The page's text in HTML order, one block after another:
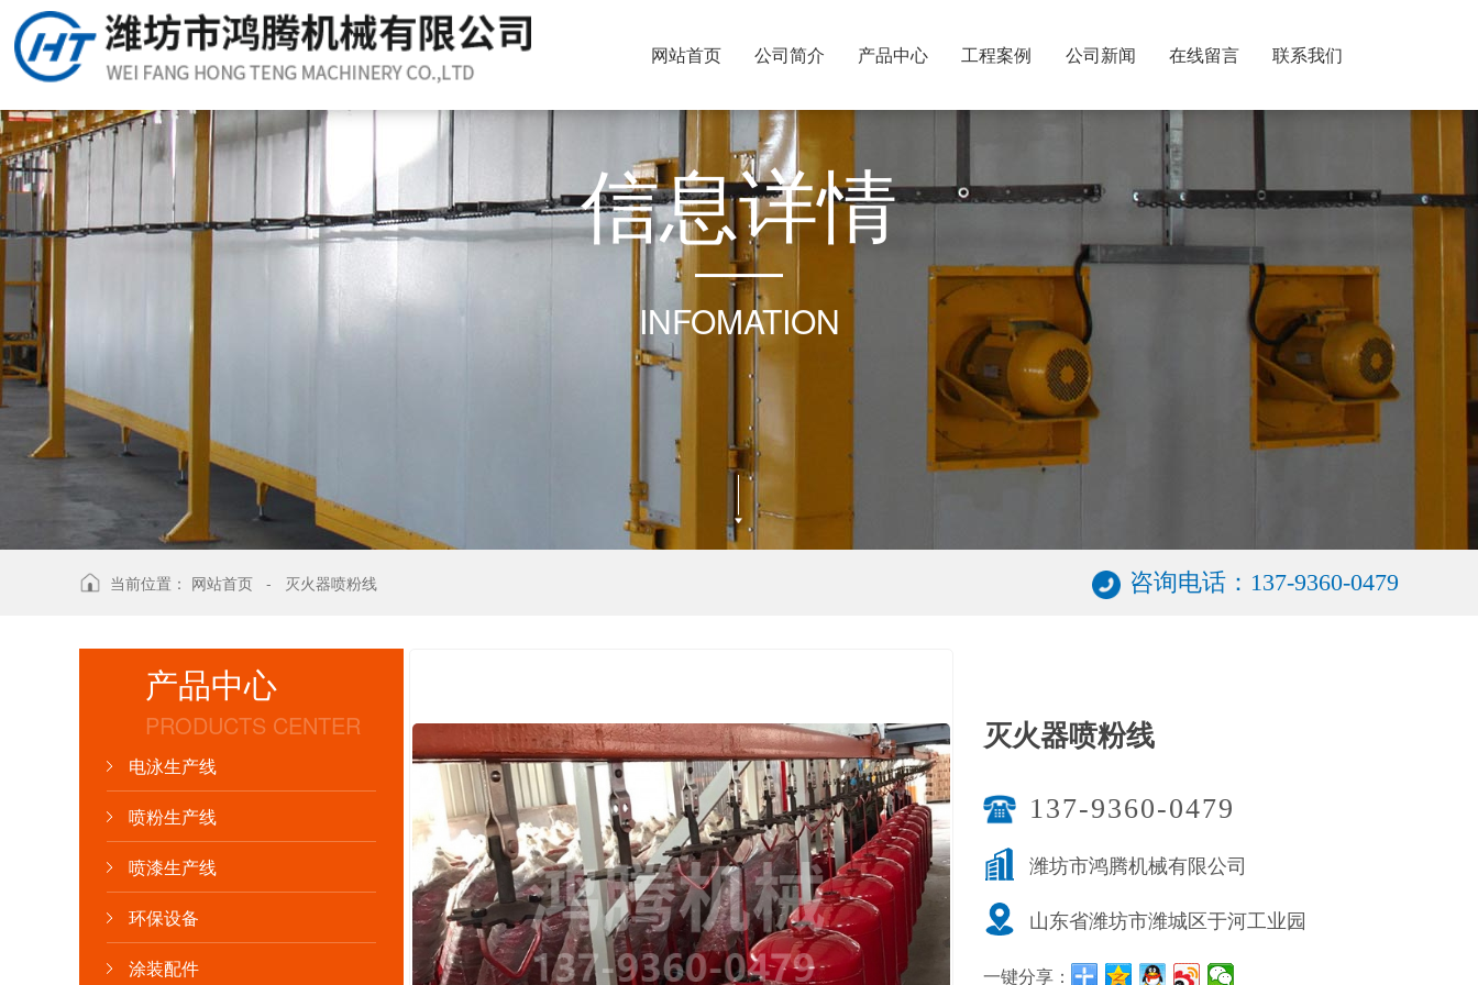
网站首页 公司简介 产品中心 工程案例 公司新闻 在线留言 联系我们
137-9360-0479
信息详情
INFOMATION
当前位置： 网站首页 - 灭火器喷粉线 咨询电话：137-9360-0479
产品中心
PRODUCTS CENTER
电泳生产线
喷粉生产线
喷漆生产线
环保设备
涂装配件
灭火器喷粉线
137-9360-0479
潍坊市鸿腾机械有限公司
山东省潍坊市潍城区于河工业园
一键分享：